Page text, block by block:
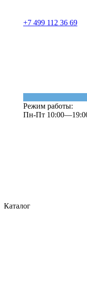
+7 499 112 36 69
Режим работы:
Пн-Пт
Каталог